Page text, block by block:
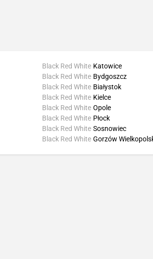
Black Red White Katowice
Black Red White Bydgoszcz
Black Red White Białystok
Black Red White Kielce
Black Red White Opole
Black Red White Płock
Black Red White Sosnowiec
Black Red White Gorzów